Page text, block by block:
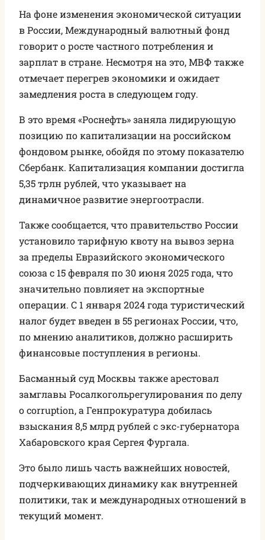
На фоне изменения экономической ситуации
в России, Международный валютный фонд
говорит о росте частного потребления и
зарплат в стране. Несмотря на это, МВФ также
отмечает перегрев экономики и ожидает
замедления роста в следующем году.
В это время «Роснефть» заняла лидирующую
позицию по капитализации на российском
фондовом рынке, обойдя по этому показателю
Сбербанк. Капитализация компании достигла
5,35 трлн рублей, что указывает на
динамичное развитие энергоотрасли.
Также сообщается, что правительство России
установило тарифную квоту на вывоз зерна
за пределы Евразийского экономического
союза с 15 февраля по 30 июня 2025 года, что
значительно повлияет на экспортные
операции. С 1 января 2024 года туристический
налог будет введен в 55 регионах России, что,
по мнению аналитиков, должно расширить
финансовые поступления в регионы.
Басманный суд Москвы также арестовал
замглавы Росалкогольрегулирования по делу
о corruption, а Генпрокуратура добилась
взыскания 8,5 млрд рублей с экс-губернатора
Хабаровского края Сергея Фургала.
Это было лишь часть важнейших новостей,
подчеркивающих динамику как внутренней
политики, так и международных отношений в
текущий момент.